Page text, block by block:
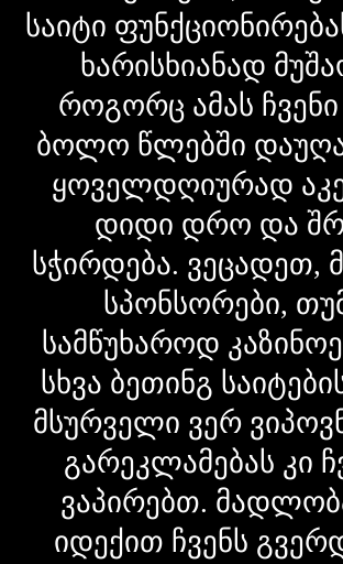
საიტი
ხარისხიანად
როგორც ამას
ბოლო წლებში
ყოველდღიურად
დიდი დრო და
სჭირდება. ვეცადეთ,
სპონსორები,
სამწუხაროდ
სხვა ბეთინგ
მსურველი ვერ
გარეკლამებას კი
ვაპირებთ.
იდექით ჩვენს